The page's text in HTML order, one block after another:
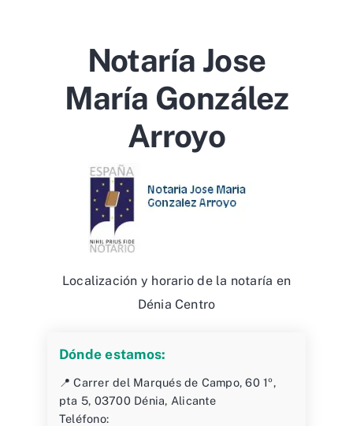
Notaría Jose
María González
Arroyo
Localización y horario de la notaría en
Dénia Centro
Dónde estamos:
📍 Carrer del Marqués de Campo, 60 1º,
pta 5, 03700 Dénia, Alicante
Teléfono: